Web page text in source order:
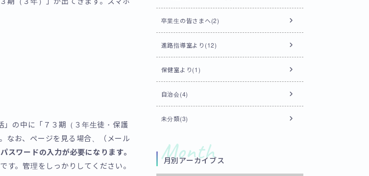
の中に「７３期（３年生徒・保護
なお、ページを見る場合、（メール
スワードの入力が必要になります。
。管理をしっかりしてください。
卒業生の皆さまへ(2)
進路指導室より(12)
保健室より(1)
自治会(4)
未分類(3)
月別アーカイブス